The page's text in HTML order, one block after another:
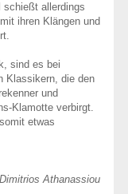
schießt allerdings
ihren Klängen und
sind es bei
Klassikern, die den
und
Klamotte verbirgt.
etwas
Dimitrios Athanassiou